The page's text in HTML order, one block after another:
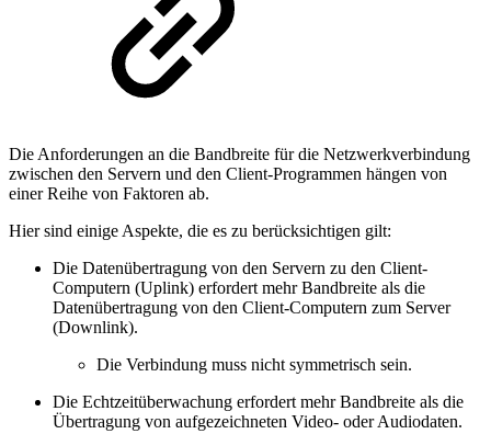
Die Anforderungen an die Bandbreite für die Netzwerkverbindung
zwischen den Servern und den Client-Programmen hängen von
einer Reihe von Faktoren ab.
Hier sind einige Aspekte, die es zu berücksichtigen gilt:
Die Datenübertragung von den Servern zu den Client-
Computern (Uplink) erfordert mehr Bandbreite als die
Datenübertragung von den Client-Computern zum Server
(Downlink).
Die Verbindung muss nicht symmetrisch sein.
Die Echtzeitüberwachung erfordert mehr Bandbreite als die
Übertragung von aufgezeichneten Video- oder Audiodaten.